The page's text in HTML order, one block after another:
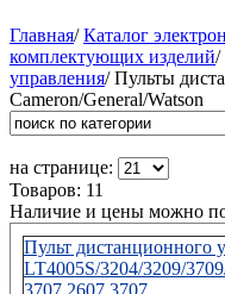
Главная/Каталог
комплектующих изделий/
управления/ Пульты
Cameron/General/Watson
на странице:
Товаров: 11
Наличие и цены можно
Пульт дистанционного
LT4005S/3204/3209/
3707,2607,3707